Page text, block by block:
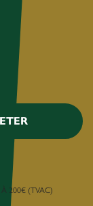
À 200€ (TVAC)